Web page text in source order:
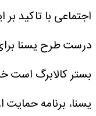
اجتماعی با تاکید
درست طرح یسنا
بستر کالابرگ است
یسنا، برنامه حمایت